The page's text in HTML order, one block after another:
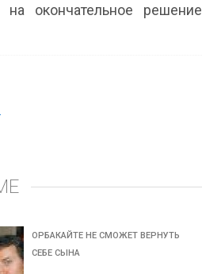
окончательное решение
ОРБАКАЙТЕ НЕ СМОЖЕТ ВЕРНУТЬ
СЕБЕ СЫНА